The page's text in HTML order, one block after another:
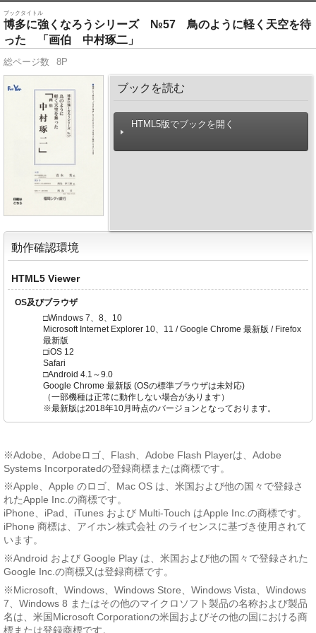
ブックタイトル
博多に強くなろうシリーズ №57 鳥のように軽く天空を待
った 「画伯 中村琢二」
総ページ数 8P
ブックを読む
HTML5版でブックを開く
動作確認環境
HTML5 Viewer
OS及びブラウザ
□Windows 7、8、10
Microsoft Internet Explorer 10、11 / Google Chrome 最新版 / Firefox
最新版
□iOS 12
Safari
□Android 4.1～9.0
Google Chrome 最新版 (OSの標準ブラウザは未対応)
（一部機種は正常に動作しない場合があります）
※最新版は2018年10月時点のバージョンとなっております。
※Adobe、Adobeロゴ、Flash、Adobe Flash Playerは、Adobe
Systems Incorporatedの登録商標または商標です。
※Apple、Apple のロゴ、Mac OS は、米国および他の国々で登録さ
れたApple Inc.の商標です。
iPhone、iPad、iTunes および Multi-Touch はApple Inc.の商標です。
iPhone 商標は、アイホン株式会社 のライセンスに基づき使用されて
います。
※Android および Google Play は、米国および他の国々で登録された
Google Inc.の商標又は登録商標です。
※Microsoft、Windows、Windows Store、Windows Vista、Windows
7、Windows 8 またはその他のマイクロソフト製品の名称および製品
名は、米国Microsoft Corporationの米国およびその他の国における商
標または登録商標です。